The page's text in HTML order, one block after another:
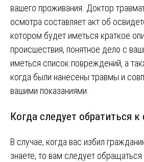
вашего проживания. Доктор
осмотра составляет акт об
котором будет иметься краткое
происшествия, понятное дело с
иметься список повреждений, а
когда были нанесены травмы и
вашими показаниями.
Когда следует обратиться к
В случае, когда вас избил
знаете, то вам следует